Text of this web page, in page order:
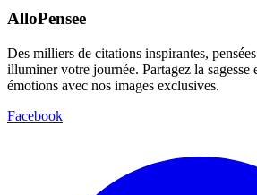
AlloPensee
Des milliers de citations inspirantes,
illuminer votre journée. Partagez la sagesse
émotions avec nos images exclusives.
Facebook